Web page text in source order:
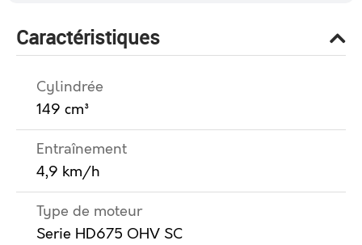
Caractéristiques
Cylindrée
149 cm³
Entraînement
4,9 km/h
Type de moteur
Serie HD675 OHV SC